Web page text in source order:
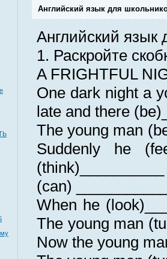
Английский язык для
Английский
1. Раскройте
A FRIGHTFUL
One dark night a
late and there
The young man
Suddenly he
(can)
When he
The young man
Now the young